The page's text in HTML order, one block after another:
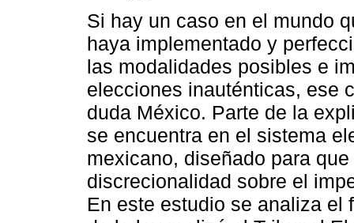
Si hay un caso en el mundo
haya implementado y
las modalidades posibles e
elecciones inauténticas, ese
duda México. Parte de la
se encuentra en el sistema
mexicano, diseñado para
discrecionalidad sobre el
En este estudio se analiza el